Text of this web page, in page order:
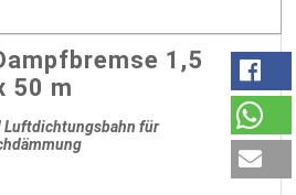
1,5
50 m
Luftdichtungsbahn für